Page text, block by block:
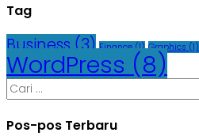
Tag
Business (3) Finance (1) Graphics (1)
WordPress (8)
Cari
untuk:
Pos-pos Terbaru